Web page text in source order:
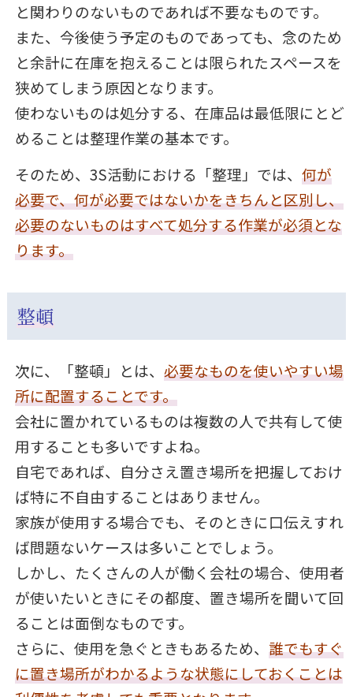
と関わりのないものであれば不要なものです。
また、今後使う予定のものであっても、念のため
と余計に在庫を抱えることは限られたスペースを
狭めてしまう原因となります。
使わないものは処分する、在庫品は最低限にとど
めることは整理作業の基本です。
そのため、3S活動における「整理」では、 何が
必要で、何が必要ではないかをきちんと区別し、
必要のないものはすべて処分する作業が必須とな
ります。
整頓
次に、「整頓」とは、 必要なものを使いやすい場
所に配置することです。
会社に置かれているものは複数の人で共有して使
用することも多いですよね。
自宅であれば、自分さえ置き場所を把握しておけ
ば特に不自由することはありません。
家族が使用する場合でも、そのときに口伝えすれ
ば問題ないケースは多いことでしょう。
しかし、たくさんの人が働く会社の場合、使用者
が使いたいときにその都度、置き場所を聞いて回
ることは面倒なものです。
さらに、使用を急ぐときもあるため、 誰でもすぐ
に置き場所がわかるような状態にしておくことは